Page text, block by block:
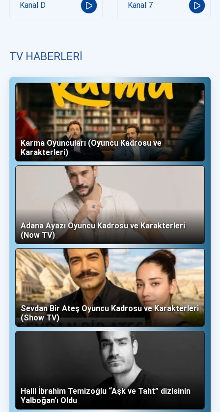
Kanal D Kanal 7
TV HABERLERI
Karma Oyuncuları (Oyuncu Kadrosu ve
Karakterleri)
Adana Ayazı Oyuncu Kadrosu ve Karakterleri
(Now TV)
Sevdan Bir Ateş Oyuncu Kadrosu ve Karakterleri
(Show TV)
Halil İbrahim Temizoğlu “Aşk ve Taht” dizisinin
Yalboğan'ı Oldu